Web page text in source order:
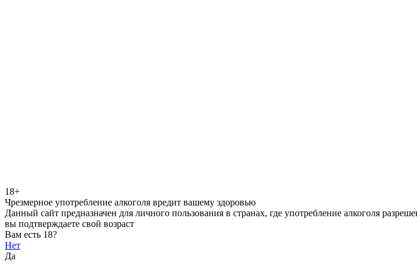
18+
Чрезмерное употребление алкоголя вредит вашему здоровью
Данный сайт предназначен для личного пользования в странах, где употребление алкоголя
вы подтверждаете свой возраст
Вам есть 18?
Нет
Да